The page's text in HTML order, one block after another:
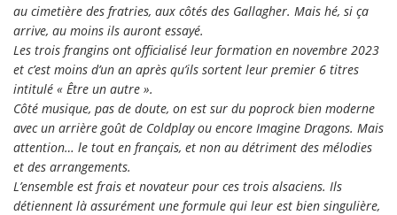
au cimetière des fratries, aux côtés des Gallagher. Mais hé, si ça
arrive, au moins ils auront essayé.
Les trois frangins ont officialisé leur formation en novembre 2023
et c’est moins d’un an après qu’ils sortent leur premier 6 titres
intitulé « Être un autre ».
Côté musique, pas de doute, on est sur du poprock bien moderne
avec un arrière goût de Coldplay ou encore Imagine Dragons. Mais
attention… le tout en français, et non au détriment des mélodies
et des arrangements.
L’ensemble est frais et novateur pour ces trois alsaciens. Ils
détiennent là assurément une formule qui leur est bien singulière,